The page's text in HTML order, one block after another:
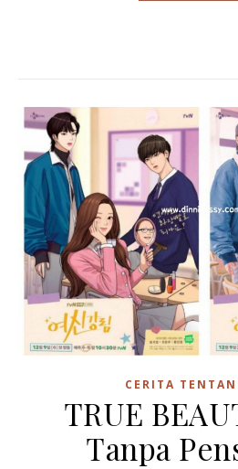
CERITA
TRUE
Tanpa